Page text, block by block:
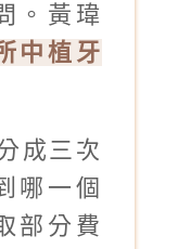
。黃瑋
中植牙
成三次
哪一個
部分費